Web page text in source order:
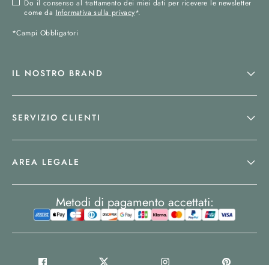
Do il consenso al trattamento dei miei dati per ricevere le newsletter
come da Informativa sulla privacy*.
*Campi Obbligatori
IL NOSTRO BRAND
SERVIZIO CLIENTI
AREA LEGALE
Metodi di pagamento accettati: